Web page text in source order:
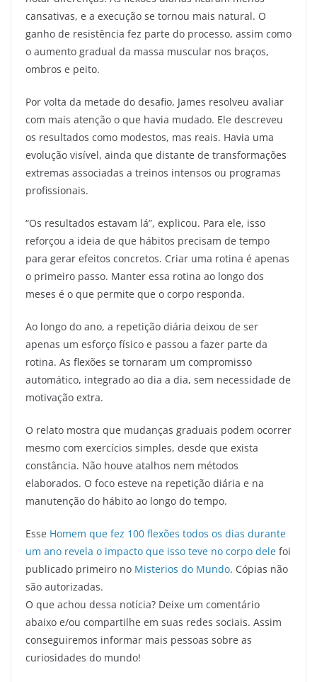
cansativas, e a execução se tornou mais natural. O
ganho de resistência fez parte do processo, assim como
o aumento gradual da massa muscular nos braços,
ombros e peito.
Por volta da metade do desafio, James resolveu avaliar
com mais atenção o que havia mudado. Ele descreveu
os resultados como modestos, mas reais. Havia uma
evolução visível, ainda que distante de transformações
extremas associadas a treinos intensos ou programas
profissionais.
“Os resultados estavam lá”, explicou. Para ele, isso
reforçou a ideia de que hábitos precisam de tempo
para gerar efeitos concretos. Criar uma rotina é apenas
o primeiro passo. Manter essa rotina ao longo dos
meses é o que permite que o corpo responda.
Ao longo do ano, a repetição diária deixou de ser
apenas um esforço físico e passou a fazer parte da
rotina. As flexões se tornaram um compromisso
automático, integrado ao dia a dia, sem necessidade de
motivação extra.
O relato mostra que mudanças graduais podem ocorrer
mesmo com exercícios simples, desde que exista
constância. Não houve atalhos nem métodos
elaborados. O foco esteve na repetição diária e na
manutenção do hábito ao longo do tempo.
Esse Homem que fez 100 flexões todos os dias durante
um ano revela o impacto que isso teve no corpo dele foi
publicado primeiro no Misterios do Mundo. Cópias não
são autorizadas.
O que achou dessa notícia? Deixe um comentário
abaixo e/ou compartilhe em suas redes sociais. Assim
conseguiremos informar mais pessoas sobre as
curiosidades do mundo!